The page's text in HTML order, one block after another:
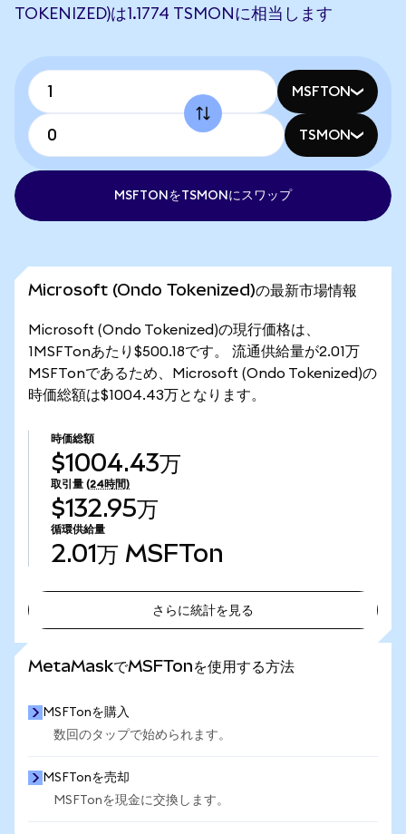
TOKENIZED)は1.1774 TSMONに相当します
MSFTON
TSMON
MSFTONをTSMONにスワップ
Microsoft (Ondo Tokenized)の最新市場情報
Microsoft (Ondo Tokenized)の現行価格は、
1MSFTonあたり$500.18です。 流通供給量が2.01万
MSFTonであるため、Microsoft (Ondo Tokenized)の
時価総額は$1004.43万となります。
時価総額
$1004.43万
取引量 (24時間)
$132.95万
循環供給量
2.01万 MSFTon
さらに統計を見る
MetaMaskでMSFTonを使用する方法
MSFTonを購入
数回のタップで始められます。
MSFTonを売却
MSFTonを現金に交換します。